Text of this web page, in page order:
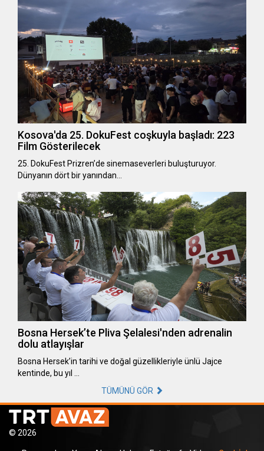
Kosova'da 25. DokuFest coşkuyla başladı: 223
Film Gösterilecek
25. DokuFest Prizren’de sinemaseverleri buluşturuyor.
Dünyanın dört bir yanından…
Bosna Hersek’te Pliva Şelalesi'nden adrenalin
dolu atlayışlar
Bosna Hersek’in tarihi ve doğal güzellikleriyle ünlü Jajce
kentinde, bu yıl …
TÜMÜNÜ GÖR
© 2026